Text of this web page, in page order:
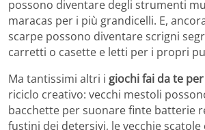
possono diventare degli strumenti
maracas per i più grandicelli. E,
scarpe possono diventare scrigni
carretti o casette e letti per i propri
Ma tantissimi altri i giochi fai da te
riciclo creativo: vecchi mestoli
bacchette per suonare finte batterie
fustini dei detersivi, le vecchie scatole